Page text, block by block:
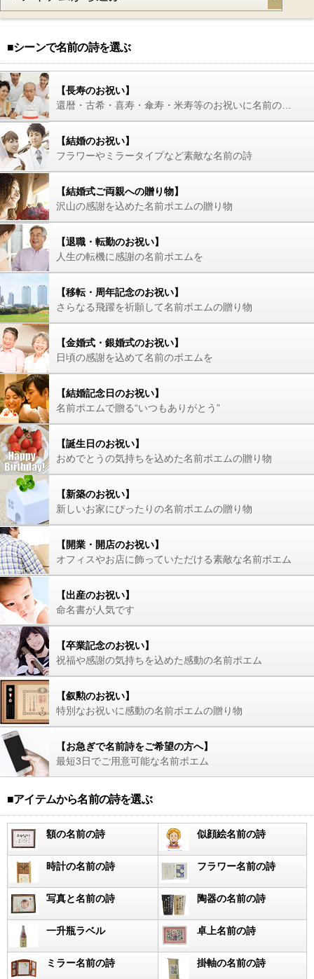
■シーンで名前の詩を選ぶ
【長寿のお祝い】
還暦・古希・喜寿・傘寿・米寿等のお祝いに名前の詩を
【結婚のお祝い】
フラワーやミラータイプなど素敵な名前の詩
【結婚式ご両親への贈り物】
沢山の感謝を込めた名前ポエムの贈り物
【退職・転勤のお祝い】
人生の転機に感謝の名前ポエムを
【移転・周年記念のお祝い】
さらなる飛躍を祈願して名前ポエムの贈り物
【金婚式・銀婚式のお祝い】
日頃の感謝を込めて名前のポエムを
【結婚記念日のお祝い】
名前ポエムで贈る“いつもありがとう”
【誕生日のお祝い】
おめでとうの気持ちを込めた名前ポエムの贈り物
【新築のお祝い】
新しいお家にぴったりの名前ポエムの贈り物
【開業・開店のお祝い】
オフィスやお店に飾っていただける素敵な名前ポエム
【出産のお祝い】
命名書が人気です
【卒業記念のお祝い】
祝福や感謝の気持ちを込めた感動の名前ポエム
【叙勲のお祝い】
特別なお祝いに感動の名前ポエムの贈り物
【お急ぎで名前詩をご希望の方へ】
最短3日でご用意可能な名前ポエム
■アイテムから名前の詩を選ぶ
額の名前の詩 似顔絵名前の詩
時計の名前の詩 フラワー名前の詩
写真と名前の詩 陶器の名前の詩
一升瓶ラベル 卓上名前の詩
ミラー名前の詩 掛軸の名前の詩